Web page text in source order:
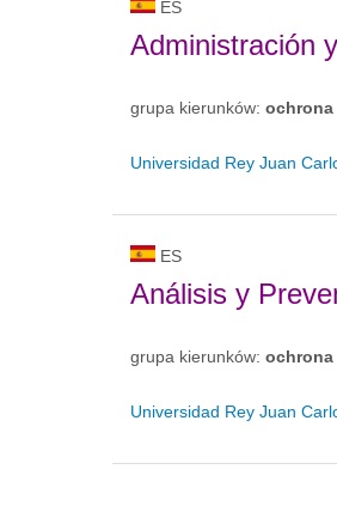
ES
Administración
grupa kierunków: ochrona
Universidad Rey Juan
ES
Análisis y
grupa kierunków: ochrona
Universidad Rey Juan